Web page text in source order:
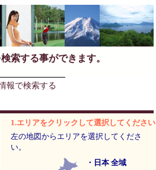
索する事ができます。
報で検索する
1.エリアをクリックして選択してください
左の地図からエリアを選択してくださ
い。
・日本 全域